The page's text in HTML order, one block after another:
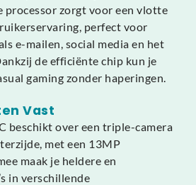
processor zorgt voor een vlotte
perfect voor
e-mailen, social media en het
de efficiënte chip kun je
gaming zonder haperingen.
Vast
beschikt over een triple-camera
met een 13MP
maak je heldere en
in verschillende